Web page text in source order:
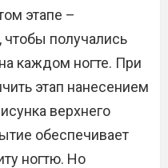
этапе –
чтобы получались
каждом ногте. При
этап нанесением
верхнего
обеспечивает
ногтю. Но